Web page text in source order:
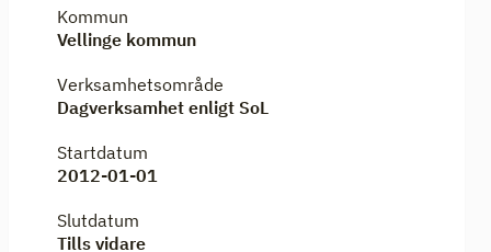
Kommun
Vellinge kommun
Verksamhetsområde
Dagverksamhet enligt SoL
Startdatum
2012-01-01
Slutdatum
Tills vidare